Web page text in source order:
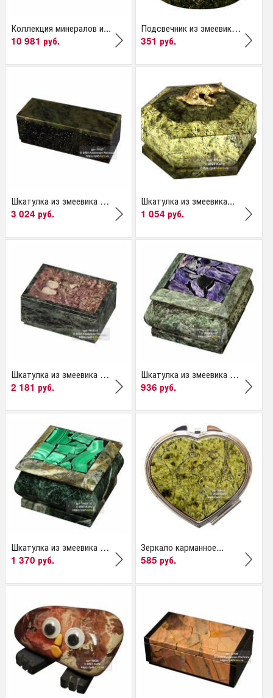
Коллекция минералов и...
10 981 руб.
Подсвечник из змеевика...
351 руб.
Шкатулка из змеевика с...
3 024 руб.
Шкатулка из змеевика...
1 054 руб.
Шкатулка из змеевика и...
2 181 руб.
Шкатулка из змеевика и...
936 руб.
Шкатулка из змеевика и...
1 370 руб.
Зеркало карманное...
585 руб.